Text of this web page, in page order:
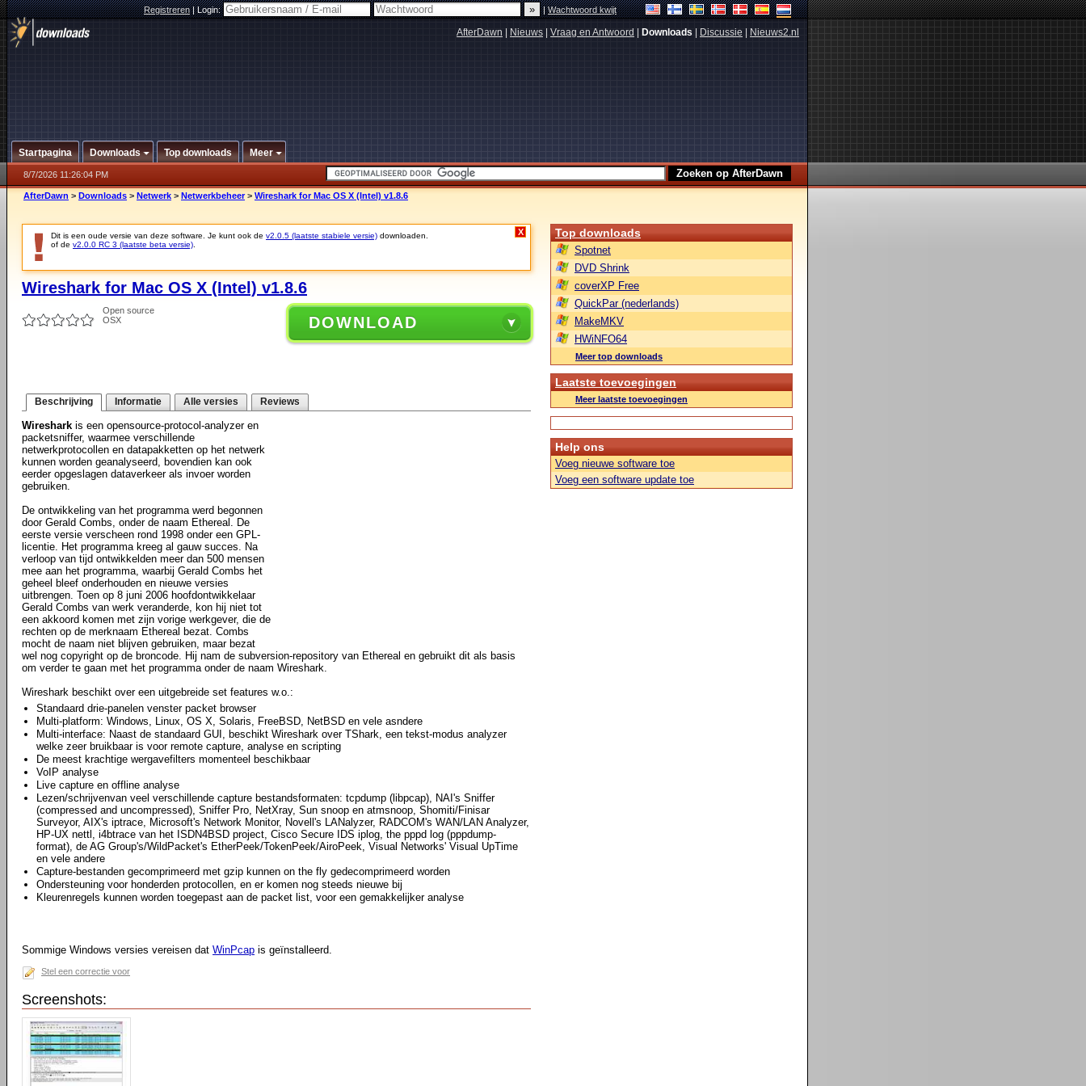
Registreren|Login: |Wachtwoord kwijt
AfterDawn Nieuws Vraag en Antwoord Downloads Discussie Nieuws2.nl
Startpagina Downloads Top downloads Meer
8/7/2026 11:26:04 PM
AfterDawn > Downloads > Netwerk > Netwerkbeheer > Wireshark for Mac OS X (Intel) v1.8.6
Dit is een oude versie van deze software. Je kunt ook de v2.0.5 (laatste stabiele versie) downloaden.
of de v2.0.0 RC 3 (laatste beta versie)
X
Wireshark for Mac OS X (Intel) v1.8.6
Open source
OSX
DOWNLOAD
Beschrijving Informatie Alle versies Reviews
Wireshark is een opensource-protocol-analyzer en
packetsniffer, waarmee verschillende
netwerkprotocollen en datapakketten op het netwerk
kunnen worden geanalyseerd, bovendien kan ook
eerder opgeslagen dataverkeer als invoer worden
gebruiken.
De ontwikkeling van het programma werd begonnen
door Gerald Combs, onder de naam Ethereal. De
eerste versie verscheen rond 1998 onder een GPL-
licentie. Het programma kreeg al gauw succes. Na
verloop van tijd ontwikkelden meer dan 500 mensen
mee aan het programma, waarbij Gerald Combs het
geheel bleef onderhouden en nieuwe versies
uitbrengen. Toen op 8 juni 2006 hoofdontwikkelaar
Gerald Combs van werk veranderde, kon hij niet tot
een akkoord komen met zijn vorige werkgever, die de
rechten op de merknaam Ethereal bezat. Combs
mocht de naam niet blijven gebruiken, maar bezat
wel nog copyright op de broncode. Hij nam de subversion-repository van Ethereal en gebruikt dit als basis
om verder te gaan met het programma onder de naam Wireshark.
Wireshark beschikt over een uitgebreide set features w.o.:
Standaard drie-panelen venster packet browser
Multi-platform: Windows, Linux, OS X, Solaris, FreeBSD, NetBSD en vele asndere
Multi-interface: Naast de standaard GUI, beschikt Wireshark over TShark, een tekst-modus analyzer
welke zeer bruikbaar is voor remote capture, analyse en scripting
De meest krachtige wergavefilters momenteel beschikbaar
VoIP analyse
Live capture en offline analyse
Lezen/schrijvenvan veel verschillende capture bestandsformaten: tcpdump (libpcap), NAI's Sniffer
(compressed and uncompressed), Sniffer Pro, NetXray, Sun snoop en atmsnoop, Shomiti/Finisar
Surveyor, AIX's iptrace, Microsoft's Network Monitor, Novell's LANalyzer, RADCOM's WAN/LAN Analyzer,
HP-UX nettl, i4btrace van het ISDN4BSD project, Cisco Secure IDS iplog, the pppd log (pppdump-
format), de AG Group's/WildPacket's EtherPeek/TokenPeek/AiroPeek, Visual Networks' Visual UpTime
en vele andere
Capture-bestanden gecomprimeerd met gzip kunnen on the fly gedecomprimeerd worden
Ondersteuning voor honderden protocollen, en er komen nog steeds nieuwe bij
Kleurenregels kunnen worden toegepast aan de packet list, voor een gemakkelijker analyse
Sommige Windows versies vereisen dat WinPcap is geïnstalleerd.
Stel een correctie voor
Screenshots:
Top downloads
Spotnet
DVD Shrink
coverXP Free
QuickPar (nederlands)
MakeMKV
HWiNFO64
Meer top downloads
Laatste toevoegingen
Meer laatste toevoegingen
Help ons
Voeg nieuwe software toe
Voeg een software update toe